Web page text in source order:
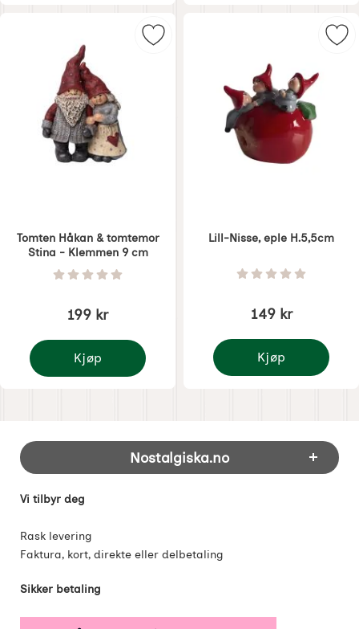
Tomten Håkan & tomtemor
Stina - Klemmen 9 cm
Varenummer 8148Vurdering: 0 Stjerne av 5
199 kr
Kjøp
Tomten Håkan & tomtemor Stina - Klemmen 9 cm
Merk tomten Håkan & tomtemor
Lill-Nisse, eple H.5,5cm
Varenummer 8985Vurdering: 0
149 kr
Kjøp
Lill-Nisse, eple
Footer-innhold Blandet informasjon og
Nostalgiska.no
Vi tilbyr deg
Rask levering
Faktura, kort, direkte eller delbetaling
Sikker betaling